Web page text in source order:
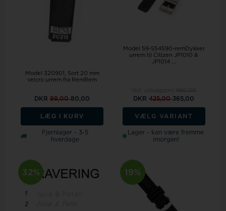
Model 320901
Sort 20 mm
velcro urrem fra RemRem
DKR99,0080,00
LÆG I KURV
Fjernlager - 3-5
hverdage
Model 59-S54590-remDykker
urrem til Citizen JP1010 &
JP1014 ...
DKR425,00365,00
VÆLG VARIANT
Lager - kan være fremme
imorgen!
32% 19%